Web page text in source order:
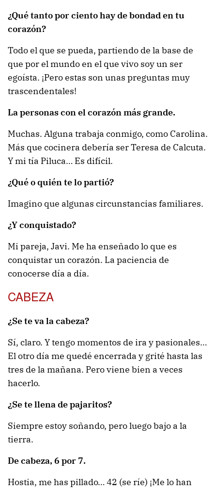
¿Qué tanto por ciento hay de bondad en tu
corazón?
Todo el que se pueda, partiendo de la base de
que por el mundo en el que vivo soy un ser
egoísta. ¡Pero estas son unas preguntas muy
trascendentales!
La personas con el corazón más grande.
Muchas. Alguna trabaja conmigo, como Carolina.
Más que cocinera debería ser Teresa de Calcuta.
Y mi tía Piluca… Es difícil.
¿Qué o quién te lo partió?
Imagino que algunas circunstancias familiares.
¿Y conquistado?
Mi pareja, Javi. Me ha enseñado lo que es
conquistar un corazón. La paciencia de
conocerse día a día.
CABEZA
¿Se te va la cabeza?
Sí, claro. Y tengo momentos de ira y pasionales…
El otro día me quedé encerrada y grité hasta las
tres de la mañana. Pero viene bien a veces
hacerlo.
¿Se te llena de pajaritos?
Siempre estoy soñando, pero luego bajo a la
tierra.
De cabeza, 6 por 7.
Hostia, me has pillado… 42 (se ríe) ¡Me lo han